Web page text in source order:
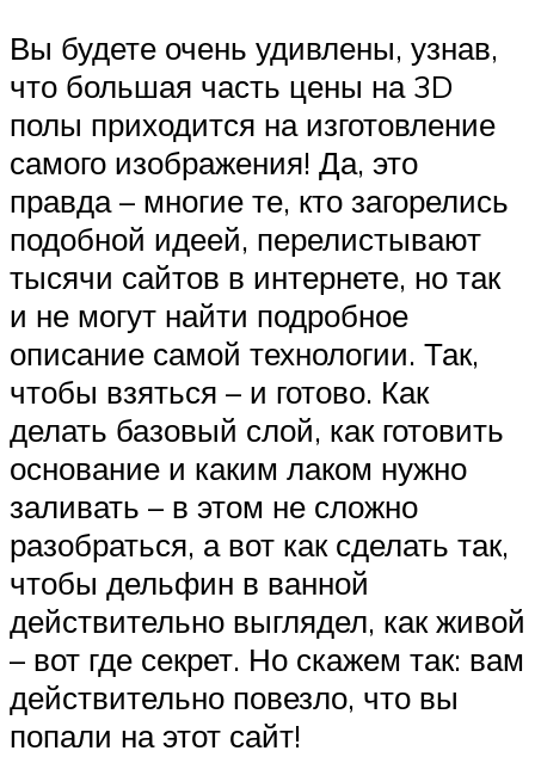
Вы будете очень удивлены, узнав,
что большая часть цены на 3D
полы приходится на изготовление
самого изображения! Да, это
правда – многие те, кто загорелись
подобной идеей, перелистывают
тысячи сайтов в интернете, но так
и не могут найти подробное
описание самой технологии. Так,
чтобы взяться – и готово. Как
делать базовый слой, как готовить
основание и каким лаком нужно
заливать – в этом не сложно
разобраться, а вот как сделать так,
чтобы дельфин в ванной
действительно выглядел, как живой
– вот где секрет. Но скажем так: вам
действительно повезло, что вы
попали на этот сайт!